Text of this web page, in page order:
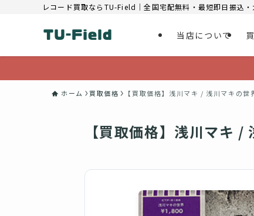
レコード買取ならTU-Field｜全国宅配無料・最短即日振込
当店について
ホーム 買取価格 【買取価格】浅川マキ / 浅川マキの世
【買取価格】浅川マキ /